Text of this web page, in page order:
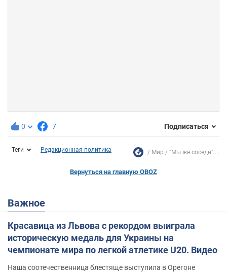
0 7 Подписаться
Теги Редакционная политика Мир "Мы же соседи":...
Вернуться на главную OBOZ
Важное
Красавица из Львова с рекордом выиграла
историческую медаль для Украины на
чемпионате мира по легкой атлетике U20. Видео
Наша соотечественница блестяще выступила в Орегоне